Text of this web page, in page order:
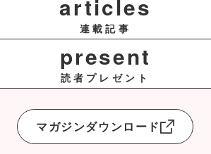
articles
連載記事
present
読者プレゼント
マガジンダウンロード